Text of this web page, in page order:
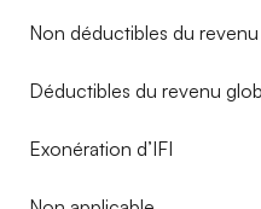
Non déductibles du
Déductibles du revenu
Exonération d’IFI